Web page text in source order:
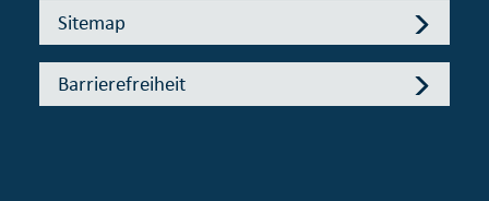
Sitemap
Barrierefreiheit